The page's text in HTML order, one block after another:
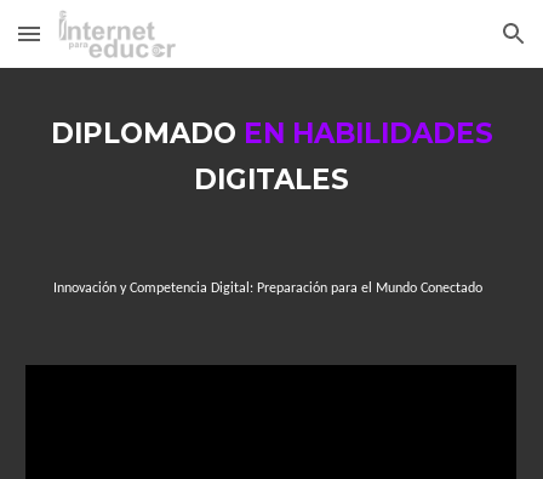
Skip to main content Skip to navigation
DIPLOMADO EN HABILIDADES
DIGITALES
Innovación y Competencia Digital: Preparación para el Mundo Conectado